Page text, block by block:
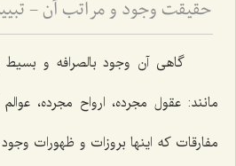
گاهی آن وجود بالصرافه و
مانند: عقول مجرده، ارواح مجرده،
مفارقات که اینها بروزات و ظهورات